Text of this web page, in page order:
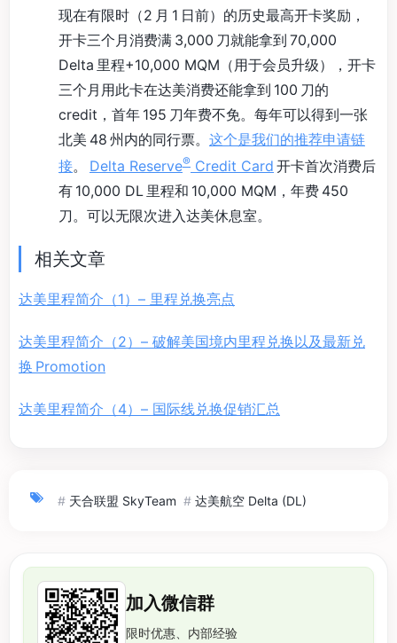
现在有限时（2 月 1 日前）的历史最高开卡奖励，
开卡三个月消费满 3,000 刀就能拿到 70,000
Delta 里程+10,000 MQM（用于会员升级），开卡
三个月用此卡在达美消费还能拿到 100 刀的
credit，首年 195 刀年费不免。每年可以得到一张
北美 48 州内的同行票。 这个是我们的推荐申请链
接。 Delta Reserve® Credit Card 开卡首次消费后
有 10,000 DL 里程和 10,000 MQM，年费 450
刀。可以无限次进入达美休息室。
相关文章
达美里程简介（1）– 里程兑换亮点
达美里程简介（2）– 破解美国境内里程兑换以及最新兑
换 Promotion
达美里程简介（4）– 国际线兑换促销汇总
# 天合联盟 SkyTeam # 达美航空 Delta (DL)
加入微信群
限时优惠、内部经验